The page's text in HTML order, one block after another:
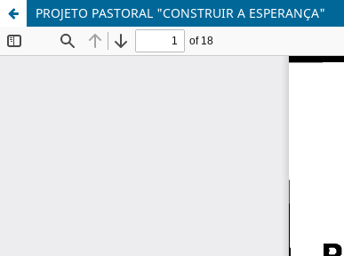
PROJETO PASTORAL "CONSTRUIR A ESPERANÇA"